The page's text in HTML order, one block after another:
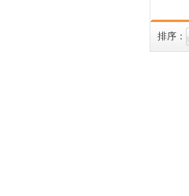
排序：